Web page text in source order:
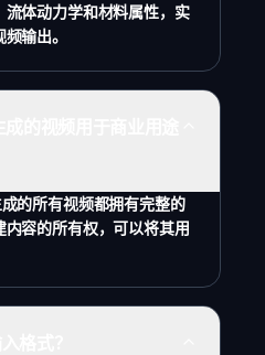
体动力学和材料属性，实
输出。
的所有视频都拥有完整的
容的所有权，可以将其用